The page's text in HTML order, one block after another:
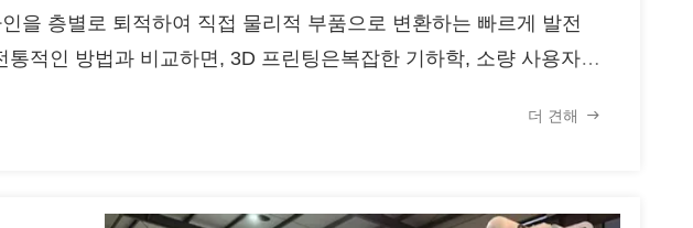
을 층별로 퇴적하여 직접 물리적 부품으로 변환하는 빠르게 발전
통적인 방법과 비교하면, 3D 프린팅은복잡한 기하학, 소량 사용자
마트 홈에 널리 적용될 수 있으며, 일상생활을 근본적으로 변화시킬
더 견해